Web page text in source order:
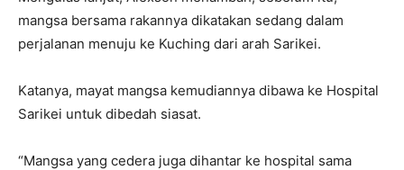
mangsa bersama rakannya dikatakan sedang dalam
perjalanan menuju ke Kuching dari arah Sarikei.
Katanya, mayat mangsa kemudiannya dibawa ke Hospital
Sarikei untuk dibedah siasat.
“Mangsa yang cedera juga dihantar ke hospital sama